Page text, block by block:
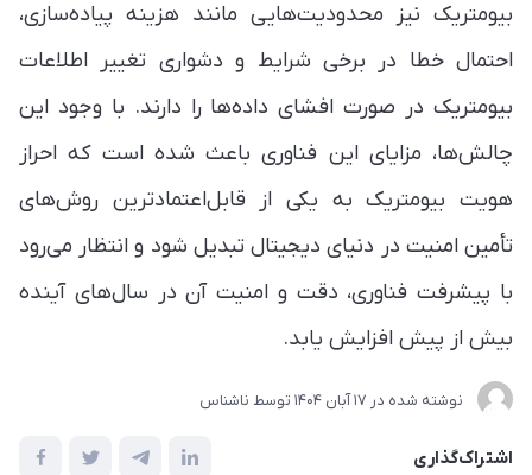
بیومتریک نیز محدودیت‌هایی مانند هزینه پیاده‌سازی،
احتمال خطا در برخی شرایط و دشواری تغییر اطلاعات
بیومتریک در صورت افشای داده‌ها را دارند. با وجود این
چالش‌ها، مزایای این فناوری باعث شده است که احراز
هویت بیومتریک به یکی از قابل‌اعتمادترین روش‌های
تأمین امنیت در دنیای دیجیتال تبدیل شود و انتظار می‌رود
با پیشرفت فناوری، دقت و امنیت آن در سال‌های آینده
بیش از پیش افزایش یابد.
نوشته شده در 17 آبان 1404 توسط ناشناس
اشتراک‌گذاری